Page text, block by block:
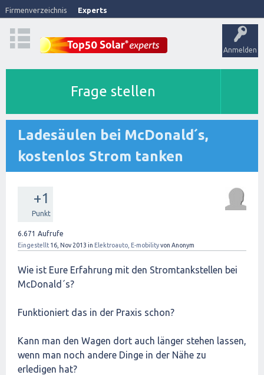
Firmenverzeichnis Experts
Anmelden
Frage stellen
Ladesäulen bei McDonald´s,
kostenlos Strom tanken
+1
Punkt
6.671 Aufrufe
Eingestellt 16, Nov 2013 in Elektroauto, E-mobilityvon Anonym
Wie ist Eure Erfahrung mit den Stromtankstellen bei
McDonald´s?
Funktioniert das in der Praxis schon?
Kann man den Wagen dort auch länger stehen lassen,
wenn man noch andere Dinge in der Nähe zu
erledigen hat?